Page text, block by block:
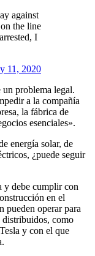
against
the line
I
11, 2020
un problema legal.
a la compañía
la fábrica de
esenciales».
energía solar, de
¿puede seguir
y debe cumplir con
en el
pueden operar para
distribuidos, como
y con el que